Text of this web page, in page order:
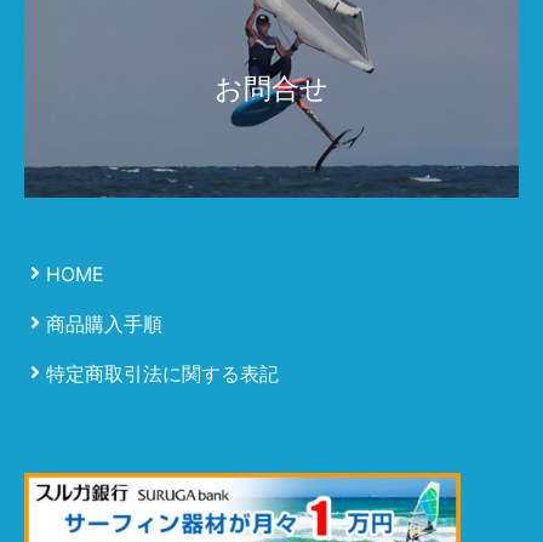
お問合せ
HOME
商品購入手順
特定商取引法に関する表記